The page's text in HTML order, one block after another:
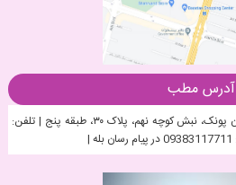
آدرس مطب
تهران، اشرفی اصفهانی، بالاتر از میدان پونک، نبش کوچه نهم، پلاک ۳۰، طبقه پنج | تلفن: